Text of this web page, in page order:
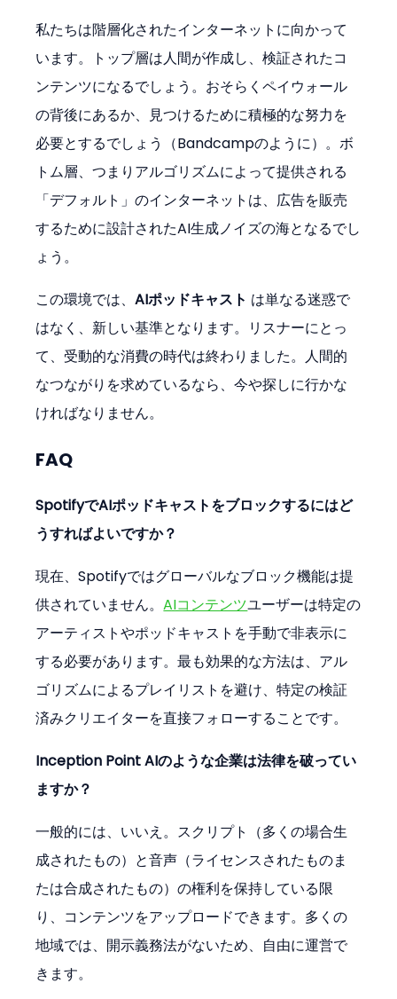
私たちは階層化されたインターネットに向かって
います。トップ層は人間が作成し、検証されたコ
ンテンツになるでしょう。おそらくペイウォール
の背後にあるか、見つけるために積極的な努力を
必要とするでしょう（Bandcampのように）。ボ
トム層、つまりアルゴリズムによって提供される
「デフォルト」のインターネットは、広告を販売
するために設計されたAI生成ノイズの海となるでし
ょう。
この環境では、AIポッドキャスト は単なる迷惑で
はなく、新しい基準となります。リスナーにとっ
て、受動的な消費の時代は終わりました。人間的
なつながりを求めているなら、今や探しに行かな
ければなりません。
FAQ
SpotifyでAIポッドキャストをブロックするにはど
うすればよいですか？
現在、Spotifyではグローバルなブロック機能は提
供されていません。AIコンテンツユーザーは特定の
アーティストやポッドキャストを手動で非表示に
する必要があります。最も効果的な方法は、アル
ゴリズムによるプレイリストを避け、特定の検証
済みクリエイターを直接フォローすることです。
Inception Point AIのような企業は法律を破ってい
ますか？
一般的には、いいえ。スクリプト（多くの場合生
成されたもの）と音声（ライセンスされたものま
たは合成されたもの）の権利を保持している限
り、コンテンツをアップロードできます。多くの
地域では、開示義務法がないため、自由に運営で
きます。